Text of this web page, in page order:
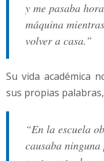
y me pasaba
máquina
volver a casa.”
Su vida académica
sus propias
“En la escuela
causaba